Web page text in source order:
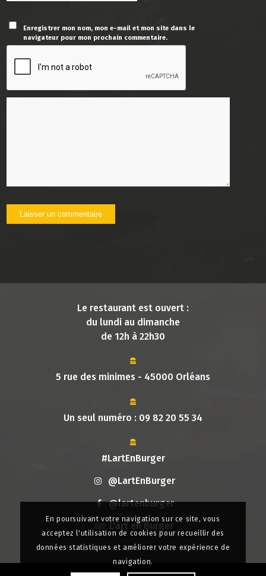
Enregistrer mon nom, mon e-mail et mon site dans le
navigateur pour mon prochain commentaire.
Le restaurant est ouvert :
du lundi au dimanche
de 12h à 22h30
5 rue des minimes - 45000 Orléans
Un seul numéro : 09 82 20 55 34
#LartEnBurger
@LartEnBurger
@lartenburger
L'art en Burger
En poursuivant votre navigation sur ce site, vous
acceptez l'utilisation de cookies pour recueillir des
données statistiques et améliorer votre expérience de
navigation.